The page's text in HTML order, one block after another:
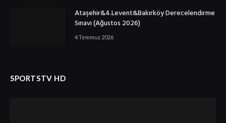
Ataşehir&4.Levent&Bakırköy Derecelendirme
Sınavı (Ağustos 2026)
4 Temmuz 2026
SPORTSTV HD